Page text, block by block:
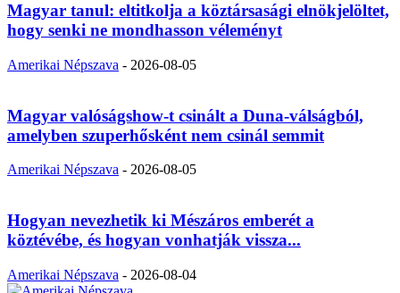
Magyar tanul: eltitkolja a köztársasági elnökjelöltet,
hogy senki ne mondhasson véleményt
Amerikai Népszava - 2026-08-05
Magyar valóságshow-t csinált a Duna-válságból,
amelyben szuperhősként nem csinál semmit
Amerikai Népszava - 2026-08-05
Hogyan nevezhetik ki Mészáros emberét a
köztévébe, és hogyan vonhatják vissza...
Amerikai Népszava - 2026-08-04